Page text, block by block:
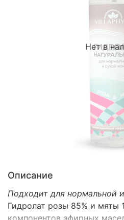
Нет в
Описание
Подходит для нормальной
Гидролат розы 85% и мяты
компонентов эфирных